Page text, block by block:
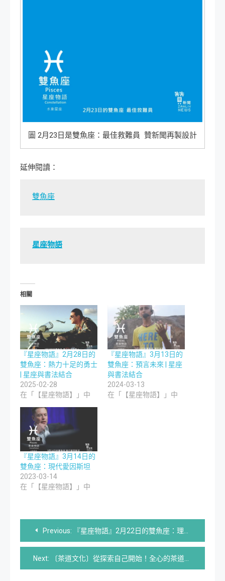
圖 2月23日是雙魚座：最佳救難員 贊新聞再製設計
延伸閱讀：
雙魚座
星座物語
相關
『星座物語』2月28日的
雙魚座：熱力十足的勇士
| 星座與書法結合
2025-02-28
在「【星座物語】」中
『星座物語』3月13日的
雙魚座：預言未來 | 星座
與書法結合
2024-03-13
在「【星座物語】」中
『星座物語』3月14日的
雙魚座：現代愛因斯坦
2023-03-14
在「【星座物語】」中
文
章
導
Previous: 『星座物語』2月22日的雙魚座：理想主義者
Next: 〔茶道文化〕從探索自己開始！全心的茶道覺知體驗